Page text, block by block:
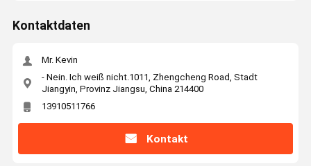
Kontaktdaten
Mr. Kevin
- Nein. Ich weiß nicht.1011, Zhengcheng Road, Stadt
Jiangyin, Provinz Jiangsu, China 214400
13910511766
Kontakt